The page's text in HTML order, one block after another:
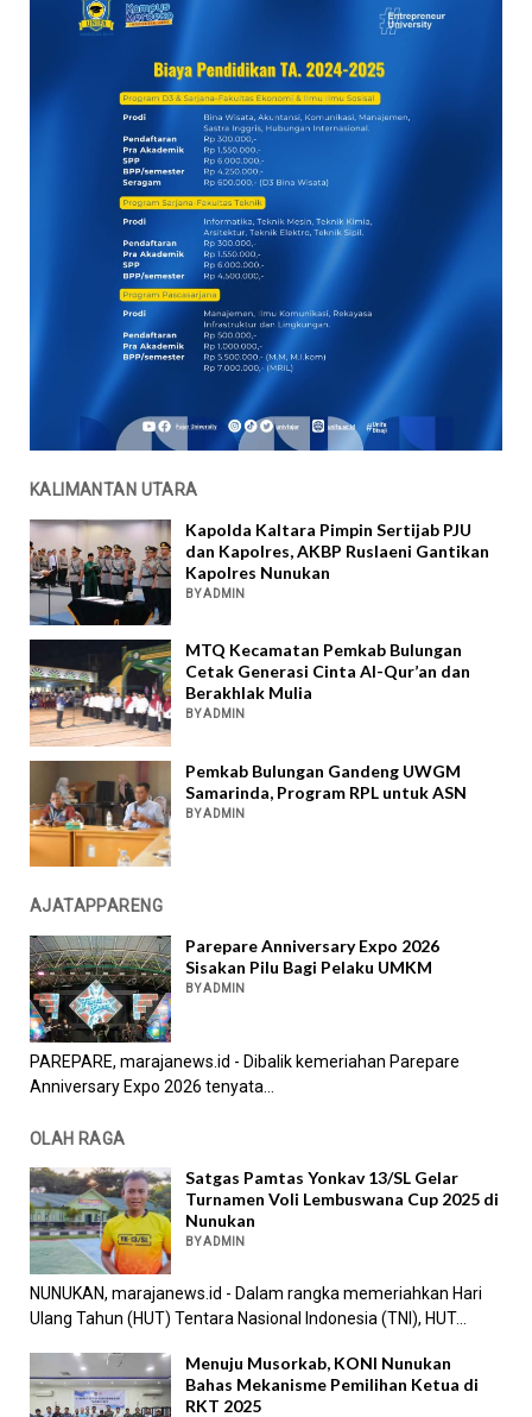
KALIMANTAN UTARA
Kapolda Kaltara Pimpin Sertijab PJU
dan Kapolres, AKBP Ruslaeni Gantikan
Kapolres Nunukan
BY ADMIN
MTQ Kecamatan Pemkab Bulungan
Cetak Generasi Cinta Al-Qur’an dan
Berakhlak Mulia
BY ADMIN
Pemkab Bulungan Gandeng UWGM
Samarinda, Program RPL untuk ASN
BY ADMIN
AJATAPPARENG
Parepare Anniversary Expo 2026
Sisakan Pilu Bagi Pelaku UMKM
BY ADMIN
PAREPARE, marajanews.id - Dibalik kemeriahan Parepare
Anniversary Expo 2026 tenyata...
OLAH RAGA
Satgas Pamtas Yonkav 13/SL Gelar
Turnamen Voli Lembuswana Cup 2025 di
Nunukan
BY ADMIN
NUNUKAN, marajanews.id - Dalam rangka memeriahkan Hari
Ulang Tahun (HUT) Tentara Nasional Indonesia (TNI), HUT...
Menuju Musorkab, KONI Nunukan
Bahas Mekanisme Pemilihan Ketua di
RKT 2025